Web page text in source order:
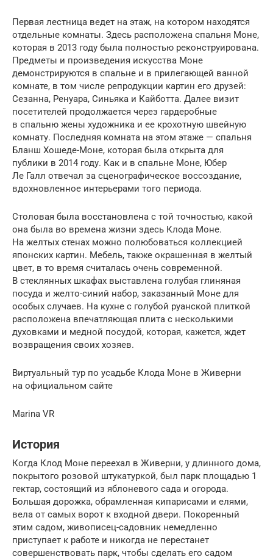
Первая лестница ведет на этаж, на котором находятся
отдельные комнаты. Здесь расположена спальня Моне,
которая в 2013 году была полностью реконструирована.
Предметы и произведения искусства Моне
демонстрируются в спальне и в прилегающей ванной
комнате, в том числе репродукции картин его друзей:
Сезанна, Ренуара, Синьяка и Кайботта. Далее визит
посетителей продолжается через гардеробные
в спальню жены художника и ее крохотную швейную
комнату. Последняя комната на этом этаже — спальня
Бланш Хошеде-Моне, которая была открыта для
публики в 2014 году. Как и в спальне Моне, Юбер
Ле Галл отвечал за сценографическое воссоздание,
вдохновленное интерьерами того периода.
Столовая была восстановлена ​​с той точностью, какой
она была во времена жизни здесь Клода Моне.
На желтых стенах можно полюбоваться коллекцией
японских картин. Мебель, также окрашенная в желтый
цвет, в то время считалась очень современной.
В стеклянных шкафах выставлена голубая глиняная
посуда и желто-синий набор, заказанный Моне для
особых случаев. На кухне с голубой руанской плиткой
расположена впечатляющая плита с несколькими
духовками и медной посудой, которая, кажется, ждет
возвращения своих хозяев.
Виртуальный тур по усадьбе Клода Моне в Живерни
на официальном сайте
Marina VR
История
Когда Клод Моне переехал в Живерни, у длинного дома,
покрытого розовой штукатуркой, был парк площадью 1
гектар, состоящий из яблоневого сада и огорода.
Большая дорожка, обрамленная кипарисами и елями,
вела от самых ворот к входной двери. Покоренный
этим садом, живописец-садовник немедленно
приступает к работе и никогда не перестанет
совершенствовать парк, чтобы сделать его садом